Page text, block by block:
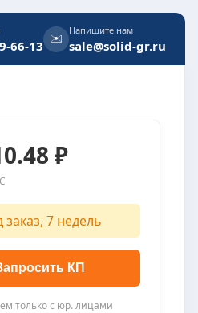
66-13
✉️ Напишите нам
sale@solid-gr.ru
₽
заказ, 7 недель
КП
только с юр. лицами